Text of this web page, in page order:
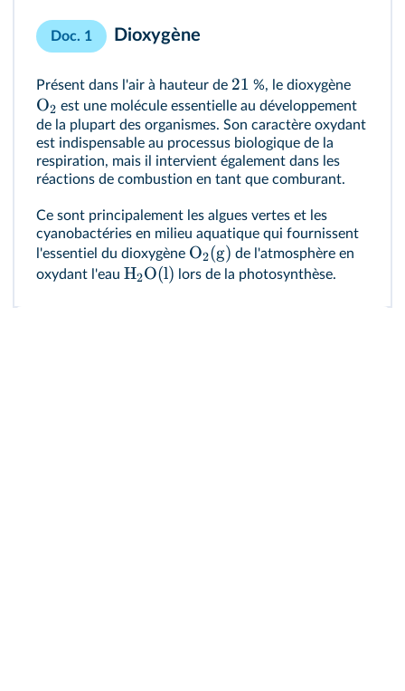
Doc. 1 Dioxygène
Présent dans l'air à hauteur de 21 %, le dioxygène
O2 est une molécule essentielle au développement
de la plupart des organismes. Son caractère oxydant
est indispensable au processus biologique de la
respiration, mais il intervient également dans les
réactions de combustion en tant que comburant.
Ce sont principalement les algues vertes et les
cyanobactéries en milieu aquatique qui fournissent
l'essentiel du dioxygène O2(g) de l'atmosphère en
oxydant l'eau H2O(l) lors de la photosynthèse.